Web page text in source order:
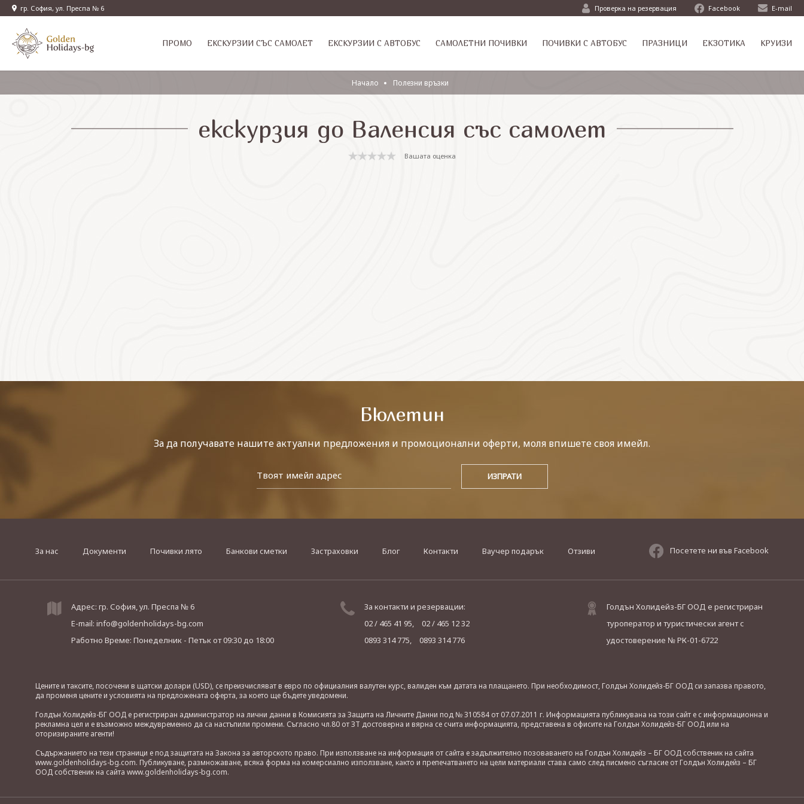
гр. София, ул. Преспа № 6 Проверка на резервация Facebook E-mail
ПРОМО EКСКУРЗИИ СЪС САМОЛЕТ ЕКСКУРЗИИ С АВТОБУС САМОЛЕТНИ ПОЧИВКИ ПОЧИВКИ С АВТОБУС ПРАЗНИЦИ ЕКЗОТИКА КРУИЗИ
Начало Полезни връзки
екскурзия до Валенсия със самолет
Вашата оценка
Бюлетин
За да получавате нашите актуални предложения и промоционални оферти, моля впишете своя имейл.
За нас Документи Почивки лято Банкови сметки Застраховки Блог Контакти Ваучер подарък Отзиви Посетете ни във Facebook
Адрес: гр. София, ул. Преспа № 6
E-mail: info@goldenholidays-bg.com
Работно Време: Понеделник - Петъкот 09:30 до 18:00
За контакти и резервации:
02 / 465 41 95,
02 / 465 12 32
0893 314 775,
0893 314 776
Голдън Холидейз-БГ ООД е регистриран
туроператор и туристически агент с
удостоверение № РК-01-6722
Цените и таксите, посочени в щатски долари (USD), се преизчисляват в евро по официалния валутен курс, валиден към датата на плащането. При необходимост, Голдън Холидейз-БГ ООД си запазва правото,
да променя цените и условията на предложената оферта, за което ще бъдете уведомени.
Голдън Холидейз-БГ ООД е регистриран администратор на лични данни в Комисията за Защита на Личните Данни под № 310584 от 07.07.2011 г. Информацията публикувана на този сайт е с информационна и
рекламна цел и е възможно междувременно да са настъпили промени. Съгласно чл.80 от ЗТ достоверна и вярна се счита информацията, представена в офисите на Голдън Холидейз-БГ ООД или на
оторизираните агенти!
Съдържанието на тези страници е под защитата на Закона за авторското право. При използване на информация от сайта е задължително позоваването на Голдън Холидейз – БГ ООД собственик на сайта
www.goldenholidays-bg.com. Публикуване, размножаване, всяка форма на комерсиално използване, както и препечатването на цели материали става само след писмено съгласие от Голдън Холидейз – БГ
ООД собственик на сайта www.goldenholidays-bg.com.